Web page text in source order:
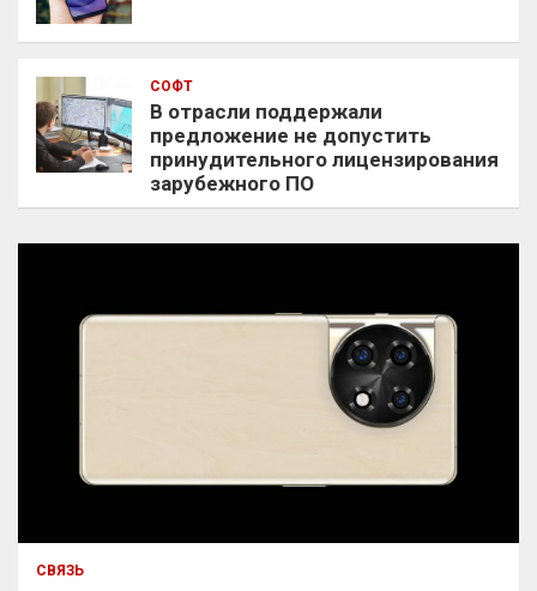
СОФТ
В отрасли поддержали
предложение не допустить
принудительного лицензирования
зарубежного ПО
СВЯЗЬ